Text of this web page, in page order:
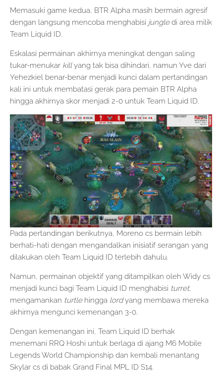
Memasuki game kedua, BTR Alpha masih bermain agresif
dengan langsung mencoba menghabisi jungledi area milik
Team Liquid ID.
Eskalasi permainan akhirnya meningkat dengan saling
tukar-menukar killyang tak bisa dihindari, namun Yve dari
Yehezkiel benar-benar menjadi kunci dalam pertandingan
kali ini untuk membatasi gerak para pemain BTR Alpha
hingga akhirnya skor menjadi 2-0 untuk Team Liquid ID.
Pada pertandingan berikutnya, Moreno cs bermain lebih
berhati-hati dengan mengandalkan inisiatif serangan yang
dilakukan oleh Team Liquid ID terlebih dahulu.
Namun, permainan objektif yang ditampilkan oleh Widy cs
menjadi kunci bagi Team Liquid ID menghabisi turret,
mengamankan turtle hingga lordyang membawa mereka
akhirnya mengunci kemenangan 3-0.
Dengan kemenangan ini, Team Liquid ID berhak
menemani RRQ Hoshi untuk berlaga di ajang M6 Mobile
Legends World Championship dan kembali menantang
Skylar cs di babak Grand Final MPL ID S14.